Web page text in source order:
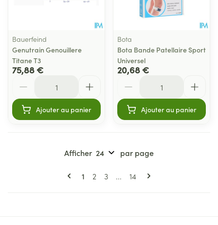
Bauerfeind
Genutrain Genouillere
Titane T3
75,88 €
Ajouter au panier
Bota
Bota Bande Patellaire Sport
Universel
20,68 €
Ajouter au panier
Pages
Vous lisez actuellement la page
1 Page
2 Page
3 ... Page
14
Afficher par page